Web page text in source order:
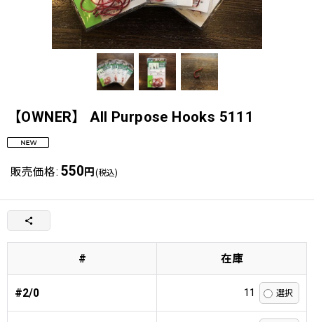
【OWNER】 All Purpose Hooks 5111
販売価格: 550 円 (税込)
# 在庫
#2/0 11